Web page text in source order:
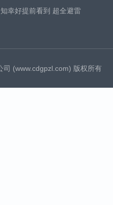
幸好提前看到 超全避雷
(www.cdgpzl.com) 版权所有